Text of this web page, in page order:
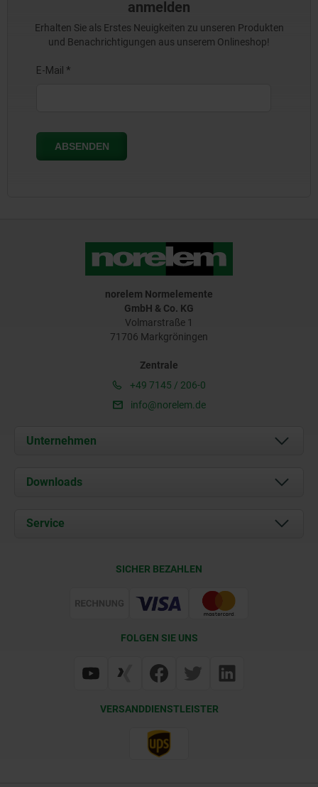
anmelden
Erhalten Sie als Erstes Neuigkeiten zu unseren Produkten
und Benachrichtigungen aus unserem Onlineshop!
norelem Normelemente
GmbH & Co. KG
Volmarstraße 1
71706 Markgröningen
Zentrale
+49 7145 / 206-0
info@norelem.de
Unternehmen
Über uns
Karriere
Downloads
Dokumente
Service
Web Support
SICHER BEZAHLEN
FOLGEN SIE UNS
VERSANDDIENSTLEISTER